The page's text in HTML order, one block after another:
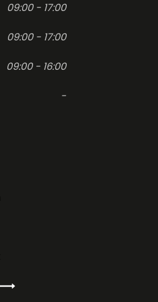
09:00 - 17:00
09:00 - 17:00
09:00 - 16:00
-